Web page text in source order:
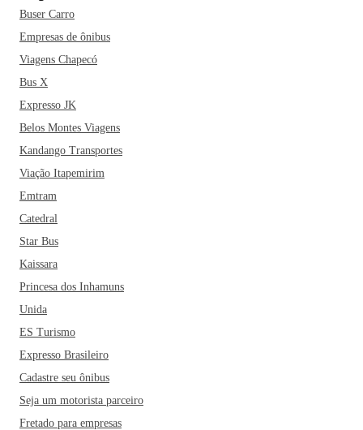
Buser Carro
Empresas de ônibus
Viagens Chapecó
Bus X
Expresso JK
Belos Montes Viagens
Kandango Transportes
Viação Itapemirim
Emtram
Catedral
Star Bus
Kaissara
Princesa dos Inhamuns
Unida
ES Turismo
Expresso Brasileiro
Cadastre seu ônibus
Seja um motorista parceiro
Fretado para empresas